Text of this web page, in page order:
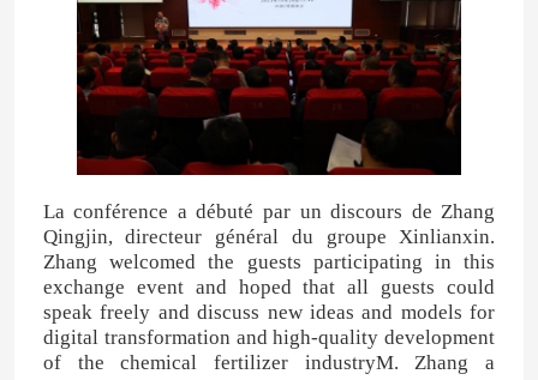
La conférence a débuté par un discours de Zhang
Qingjin, directeur général du groupe Xinlianxin.
Zhang welcomed the guests participating in this
exchange event and hoped that all guests could
speak freely and discuss new ideas and models for
digital transformation and high-quality development
of the chemical fertilizer industryM. Zhang a